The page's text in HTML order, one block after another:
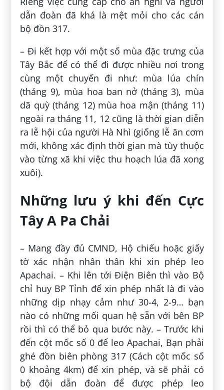
dẫn đoàn đã khá là mệt mỏi cho các cán
bộ đồn 317.
– Đi kết hợp với một số mùa đặc trưng của
Tây Bắc để có thể đi được nhiều nơi trong
cùng một chuyến đi như: mùa lúa chín
(tháng 9), mùa hoa ban nở (tháng 3), mùa
dã quỳ (tháng 12) mùa hoa mận (tháng 11)
ngoài ra tháng 11, 12 cũng là thời gian diễn
ra lễ hội của người Hà Nhì (giống lễ ăn cơm
mới, không xác định thời gian mà tùy thuộc
vào từng xã khi việc thu hoạch lúa đã xong
xuôi).
Những lưu ý khi đến Cực
Tây A Pa Chải
– Mang đầy đủ CMND, Hộ chiếu hoặc giấy
tờ xác nhận nhân thân khi xin phép leo
Apachai. – Khi lên tới Điện Biên thì vào Bộ
chỉ huy BP Tỉnh để xin phép nhất là đi vào
những dịp nhạy cảm như 30-4, 2-9… bạn
nào có những mối quan hệ sẵn với bên BP
rồi thì có thể bỏ qua bước này. – Trước khi
đến cột mốc số 0 để leo Apachai, Bạn phải
ghé đồn biên phòng 317 (Cách cột mốc số
0 khoảng 4km) để xin phép, và sẽ phải có
bộ đội dẫn đoàn để được phép leo